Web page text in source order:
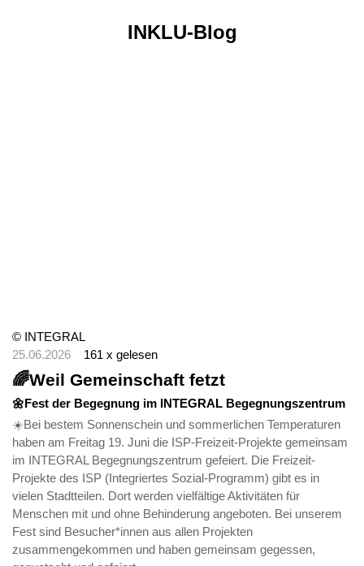
INKLU-Blog
© INTEGRAL
25.06.2026 161 x gelesen
🌈Weil Gemeinschaft fetzt
🌼Fest der Begegnung im INTEGRAL Begegnungszentrum
☀️Bei bestem Sonnenschein und sommerlichen Temperaturen
haben am Freitag 19. Juni die ISP-Freizeit-Projekte gemeinsam
im INTEGRAL Begegnungszentrum gefeiert. Die Freizeit-
Projekte des ISP (Integriertes Sozial-Programm) gibt es in
vielen Stadtteilen. Dort werden vielfältige Aktivitäten für
Menschen mit und ohne Behinderung angeboten. Bei unserem
Fest sind Besucher*innen aus allen Projekten
zusammengekommen und haben gemeinsam gegessen,